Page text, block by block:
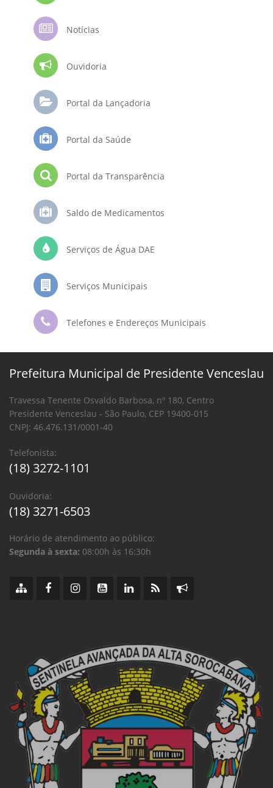
Notícias
Ouvidoria
Portal da Lançadoria
Portal da Saúde
Portal da Transparência
Saldo de Medicamentos
Serviços de Água DAE
Serviços Municipais
Telefones e Endereços Municipais
Prefeitura Municipal de Presidente Venceslau
Travessa Tenente Osvaldo Barbosa, nº 180, Centro
Presidente Venceslau - São Paulo, CEP 19400-015
CNPJ: 46.476.131/0001-40
Telefonista:
(18) 3272-1101
Ouvidoria:
(18) 3271-6503
Horário de atendimento ao público:
Segunda à sexta: 08:00h às 16:30h